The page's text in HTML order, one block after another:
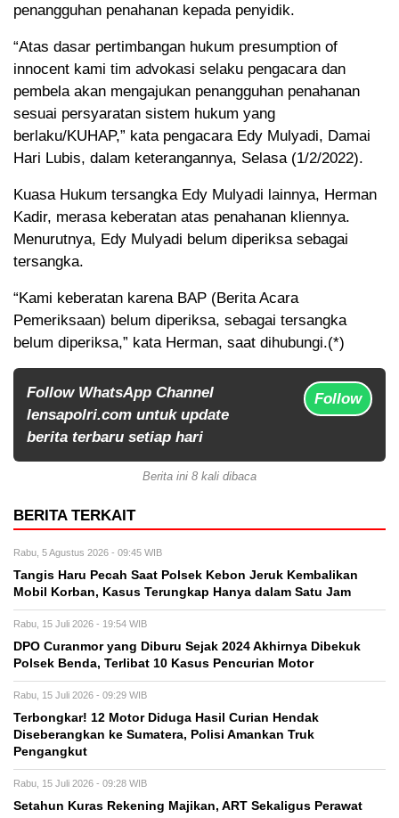
penangguhan penahanan kepada penyidik.
“Atas dasar pertimbangan hukum presumption of
innocent kami tim advokasi selaku pengacara dan
pembela akan mengajukan penangguhan penahanan
sesuai persyaratan sistem hukum yang
berlaku/KUHAP,” kata pengacara Edy Mulyadi, Damai
Hari Lubis, dalam keterangannya, Selasa (1/2/2022).
Kuasa Hukum tersangka Edy Mulyadi lainnya, Herman
Kadir, merasa keberatan atas penahanan kliennya.
Menurutnya, Edy Mulyadi belum diperiksa sebagai
tersangka.
“Kami keberatan karena BAP (Berita Acara
Pemeriksaan) belum diperiksa, sebagai tersangka
belum diperiksa,” kata Herman, saat dihubungi.(*)
Follow WhatsApp Channel
lensapolri.com untuk update
berita terbaru setiap hari
Follow
Berita ini 8 kali dibaca
BERITA TERKAIT
Rabu, 5 Agustus 2026 - 09:45 WIB
Tangis Haru Pecah Saat Polsek Kebon Jeruk Kembalikan
Mobil Korban, Kasus Terungkap Hanya dalam Satu Jam
Rabu, 15 Juli 2026 - 19:54 WIB
DPO Curanmor yang Diburu Sejak 2024 Akhirnya Dibekuk
Polsek Benda, Terlibat 10 Kasus Pencurian Motor
Rabu, 15 Juli 2026 - 09:29 WIB
Terbongkar! 12 Motor Diduga Hasil Curian Hendak
Diseberangkan ke Sumatera, Polisi Amankan Truk
Pengangkut
Rabu, 15 Juli 2026 - 09:28 WIB
Setahun Kuras Rekening Majikan, ART Sekaligus Perawat